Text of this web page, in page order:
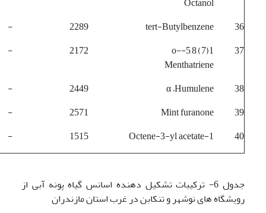
36
tert-Butylbenzene
2289
-
37
1(7),5,8-o-
Menthatriene
2172
-
38
α –Humulene
2449
-
39
Mint furanone
2571
-
40
1-Octene-3-yl acetate
1515
-
جدول 6- ترکیبات تشکیل دهنده اسانس گیاه پونه آبی از
رویشگاه های نوشهر و تنکابن در غرب استان مازندران